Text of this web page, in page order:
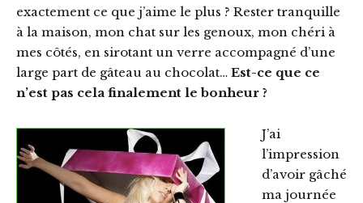
exactement ce que j’aime le plus ? Rester tranquille
à la maison, mon chat sur les genoux, mon chéri à
mes côtés, en sirotant un verre accompagné d’une
large part de gâteau au chocolat… Est-ce que ce
n’est pas cela finalement le bonheur ?
J’ai
l’impression
d’avoir gâché
ma journée